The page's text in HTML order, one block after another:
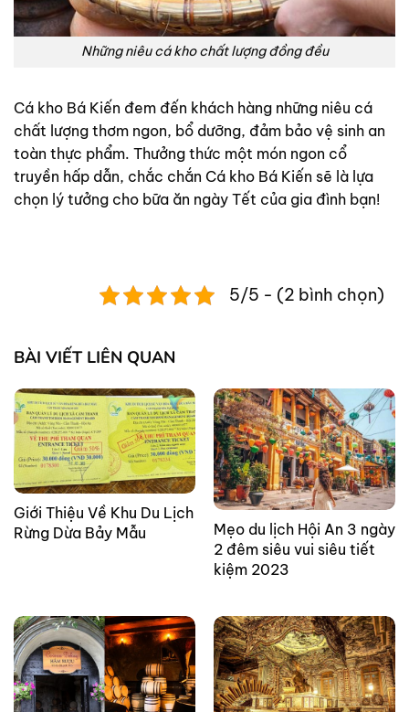
Những niêu cá kho chất lượng đồng đều
Cá kho Bá Kiến đem đến khách hàng những niêu cá
chất lượng thơm ngon, bổ dưỡng, đảm bảo vệ sinh an
toàn thực phẩm. Thưởng thức một món ngon cổ
truyền hấp dẫn, chắc chắn Cá kho Bá Kiến sẽ là lựa
chọn lý tưởng cho bữa ăn ngày Tết của gia đình bạn!
5/5 - (2 bình chọn)
BÀI VIẾT LIÊN QUAN
Giới Thiệu Về Khu Du Lịch
Rừng Dừa Bảy Mẫu
Mẹo du lịch Hội An 3 ngày
2 đêm siêu vui siêu tiết
kiệm 2023